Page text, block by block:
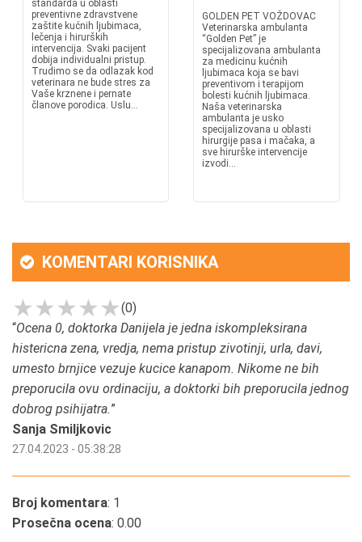
standarda u oblasti
preventivne zdravstvene
zaštite kućnih ljubimaca,
lečenja i hirurških
intervencija. Svaki pacijent
dobija individualni pristup.
Trudimo se da odlazak kod
veterinara ne bude stres za
Vaše krznene i pernate
članove porodica. Uslu...
GOLDEN PET VOŽDOVAC
Veterinarska ambulanta
“Golden Pet” je
specijalizovana ambulanta
za medicinu kućnih
ljubimaca koja se bavi
preventivom i terapijom
bolesti kućnih ljubimaca.
Naša veterinarska
ambulanta je usko
specijalizovana u oblasti
hirurgije pasa i mačaka, a
sve hirurške intervencije
izvodi...
KOMENTARI KORISNIKA
(0)
“Ocena 0, doktorka Danijela je jedna iskompleksirana
histericna zena, vredja, nema pristup zivotinji, urla, davi,
umesto brnjice vezuje kucice kanapom. Nikome ne bih
preporucila ovu ordinaciju, a doktorki bih preporucila jednog
dobrog psihijatra.”
Sanja Smiljkovic
27.04.2023 - 05:38:28
Broj komentara: 1
Prosečna ocena: 0.00